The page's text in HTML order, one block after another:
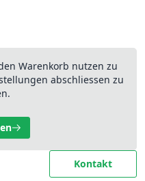
Warenkorb nutzen zu
abschliessen zu
Kontakt